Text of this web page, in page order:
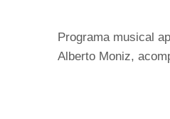
Programa musical
Alberto Moniz,